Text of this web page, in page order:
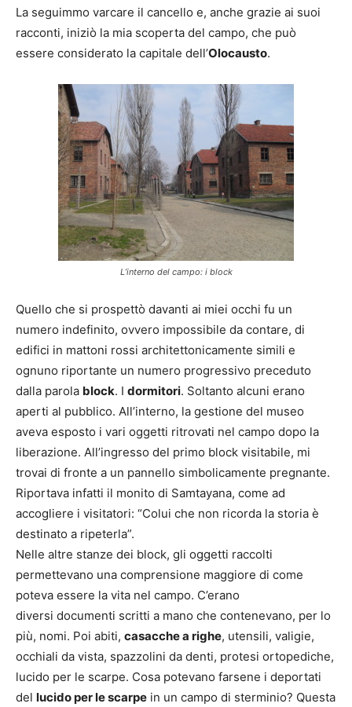
La seguimmo varcare il cancello e, anche grazie ai suoi
racconti, iniziò la mia scoperta del campo, che può
essere considerato la capitale dell’Olocausto.
L’interno del campo: i block
Quello che si prospettò davanti ai miei occhi fu un
numero indefinito, ovvero impossibile da contare, di
edifici in mattoni rossi architettonicamente simili e
ognuno riportante un numero progressivo preceduto
dalla parola block. I dormitori. Soltanto alcuni erano
aperti al pubblico. All’interno, la gestione del museo
aveva esposto i vari oggetti ritrovati nel campo dopo la
liberazione. All’ingresso del primo block visitabile, mi
trovai di fronte a un pannello simbolicamente pregnante.
Riportava infatti il monito di Samtayana, come ad
accogliere i visitatori: “Colui che non ricorda la storia è
destinato a ripeterla”.
Nelle altre stanze dei block, gli oggetti raccolti
permettevano una comprensione maggiore di come
poteva essere la vita nel campo. C’erano
diversi documenti scritti a mano che contenevano, per lo
più, nomi. Poi abiti, casacche a righe, utensili, valigie,
occhiali da vista, spazzolini da denti, protesi ortopediche,
lucido per le scarpe. Cosa potevano farsene i deportati
del lucido per le scarpe in un campo di sterminio? Questa